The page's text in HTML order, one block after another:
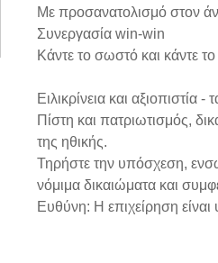
Με προσανατολισμό στον
Συνεργασία win-win
Κάντε το σωστό και κάντε
Ειλικρίνεια και αξιοπιστία
Πίστη και πατριωτισμός,
της ηθικής.
Τηρήστε την υπόσχεση,
νόμιμα δικαιώματα και
Ευθύνη: Η επιχείρηση είναι